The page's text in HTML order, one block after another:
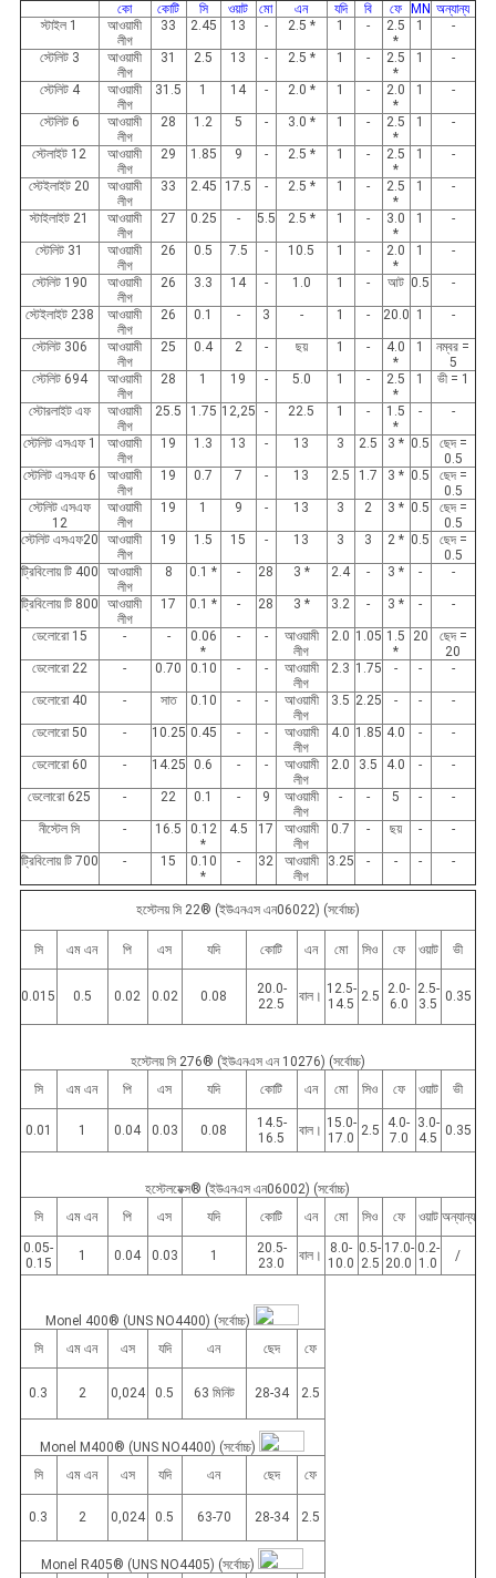
কো কোটি সি ওয়াট মো এন যদি বি ফে MN অন্যান্য
স্টাইল 1
আওয়ামী
লীগ
33 2.45 13 - 2.5 * 1 -
2.5
*
1 -
স্টেলিট 3
আওয়ামী
লীগ
31 2.5 13 - 2.5 * 1 -
2.5
*
1 -
স্টেলিট 4
আওয়ামী
লীগ
31.5 1 14 - 2.0 * 1 -
2.0
*
1 -
স্টেলিট 6
আওয়ামী
লীগ
28 1.2 5 - 3.0 * 1 -
2.5
*
1 -
স্টেলাইট 12
আওয়ামী
লীগ
29 1.85 9 - 2.5 * 1 -
2.5
*
1 -
স্টেইলাইট 20
আওয়ামী
লীগ
33 2.45 17.5 - 2.5 * 1 -
2.5
*
1 -
স্টাইলাইট 21
আওয়ামী
লীগ
27 0.25 - 5.5 2.5 * 1 -
3.0
*
1 -
স্টেলিট 31
আওয়ামী
লীগ
26 0.5 7.5 - 10.5 1 -
2.0
*
1 -
স্টেলিট 190
আওয়ামী
লীগ
26 3.3 14 - 1.0 1 - আট 0.5 -
স্টেইলাইট 238
আওয়ামী
লীগ
26 0.1 - 3 - 1 - 20.0 1 -
স্টেলিট 306
আওয়ামী
লীগ
25 0.4 2 - ছয় 1 -
4.0
*
1
নম্বর =
5
স্টেলিট 694
আওয়ামী
লীগ
28 1 19 - 5.0 1 -
2.5
*
1 ভী = 1
স্টোরলাইট এফ
আওয়ামী
লীগ
25.5 1.75 12,25 - 22.5 1 -
1.5
*
- -
স্টেলিট এসএফ 1
আওয়ামী
লীগ
19 1.3 13 - 13 3 2.5 3 * 0.5
ছেদ =
0.5
স্টেলিট এসএফ 6
আওয়ামী
লীগ
19 0.7 7 - 13 2.5 1.7 3 * 0.5
ছেদ =
0.5
স্টেলিট এসএফ
12
আওয়ামী
লীগ
19 1 9 - 13 3 2 3 * 0.5
ছেদ =
0.5
স্টেলিট এসএফ20
আওয়ামী
লীগ
19 1.5 15 - 13 3 3 2 * 0.5
ছেদ =
0.5
ট্রিবিলোয় টি 400
আওয়ামী
লীগ
8 0.1 * - 28 3 * 2.4 - 3 * - -
ট্রিবিলোয় টি 800
আওয়ামী
লীগ
17 0.1 * - 28 3 * 3.2 - 3 * - -
ডেলোরো 15 - -
0.06
*
- -
আওয়ামী
লীগ
2.0 1.05 1.5
*
20
ছেদ =
20
ডেলোরো 22
- 0.70 0.10 - -
আওয়ামী
লীগ
2.3 1.75 - - -
ডেলোরো 40 - সাত 0.10 - -
আওয়ামী
লীগ
3.5 2.25 - - -
ডেলোরো 50 - 10.25 0.45 - -
আওয়ামী
লীগ
4.0 1.85 4.0 - -
ডেলোরো 60 - 14.25 0.6 - -
আওয়ামী
লীগ
2.0 3.5 4.0 - -
ডেলোরো 625 - 22 0.1 - 9
আওয়ামী
লীগ
- - 5 - -
নীস্টেল সি - 16.5
0.12
*
4.5 17
আওয়ামী
লীগ
0.7 - ছয় - -
ট্রিবিলোয় টি 700 - 15
0.10
*
- 32
আওয়ামী
লীগ
3.25 - - - -
হস্টেলয় সি 22® (ইউএনএস এন06022) (সর্বোচ্চ)
সি এম এন পি এস যদি কোটি এন মো সিও ফে ওয়াট ভী
0.015 0.5 0.02 0.02 0.08
20.0-
22.5
বাল। 12.5-
14.5 2.5
2.0-
6.0
2.5-
3.5
0.35
হস্টেলয় সি 276® (ইউএনএস এন 10276) (সর্বোচ্চ)
সি
এম এন পি এস যদি কোটি এন মো সিও ফে ওয়াট ভী
0.01 1 0.04 0.03 0.08
14.5-
16.5
বাল। 15.0-
17.0 2.5
4.0-
7.0
3.0-
4.5
0.35
হস্টেলয়েক্স® (ইউএনএস এন06002) (সর্বোচ্চ)
সি
এম এন পি এস যদি কোটি এন মো সিও ফে ওয়াট অন্যান্য
0.05-
0.15
1 0.04 0.03 1
20.5-
23.0
বাল।
8.0-
10.0
0.5-
2.5
17.0-
20.0
0.2-
1.0
/
Monel 400® (UNS NO4400) (সর্বোচ্চ)
সি
এম এন এস যদি এন ছেদ ফে
0.3 2 0,024 0.5 63 মিনিট 28-34 2.5
Monel M400® (UNS NO4400) (সর্বোচ্চ)
সি
এম এন এস যদি এন ছেদ ফে
0.3 2 0,024 0.5 63-70 28-34 2.5
Monel R405® (UNS NO4405) (সর্বোচ্চ)